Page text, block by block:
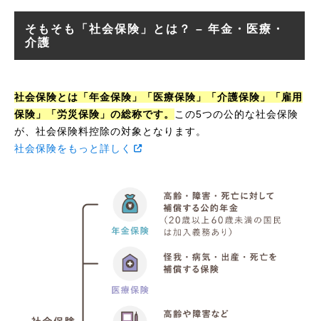
そもそも「社会保険」とは？ – 年金・医療・
介護
社会保険とは「年金保険」「医療保険」「介護保険」「雇用
保険」「労災保険」の総称です。 この5つの公的な社会保険
が、社会保険料控除の対象となります。
社会保険をもっと詳しく